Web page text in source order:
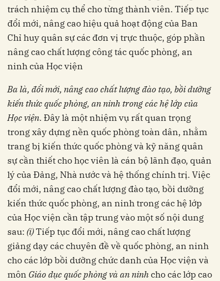
trách nhiệm cụ thể cho từng thành viên. Tiếp tục
đổi mới, nâng cao hiệu quả hoạt động của Ban
Chỉ huy quân sự các đơn vị trực thuộc, góp phần
nâng cao chất lượng công tác quốc phòng, an
ninh của Học viện
Ba là, đổi mới, nâng cao chất lượng đào tạo, bồi dưỡng
kiến thức quốc phòng, an ninh trong các hệ lớp của
Học viện. Đây là một nhiệm vụ rất quan trọng
trong xây dựng nền quốc phòng toàn dân, nhằm
trang bị kiến thức quốc phòng và kỹ năng quân
sự cần thiết cho học viên là cán bộ lãnh đạo, quản
lý của Đảng, Nhà nước và hệ thống chính trị. Việc
đổi mới, nâng cao chất lượng đào tạo, bồi dưỡng
kiến thức quốc phòng, an ninh trong các hệ lớp
của Học viện cần tập trung vào một số nội dung
sau: (i)Tiếp tục đổi mới, nâng cao chất lượng
giảng dạy các chuyên đề về quốc phòng, an ninh
cho các lớp bồi dưỡng chức danh của Học viện và
môn Giáo dục quốc phòng và an ninhcho các lớp cao